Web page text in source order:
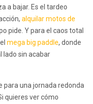
a bajar. Es el tardeo
alquilar motos de
pide. Y para el caos total
mega big paddle, donde
lado sin acabar
para una jornada redonda
quieres ver cómo